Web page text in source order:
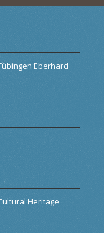
Eberhard
Heritage